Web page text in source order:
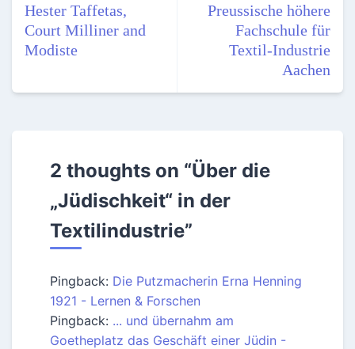
Hester Taffetas,
Court Milliner and
Modiste
Preussische höhere
Fachschule für
Textil-Industrie
Aachen
2 thoughts on “Über die
„Jüdischkeit“ in der
Textilindustrie”
Pingback: Die Putzmacherin Erna Henning
1921 - Lernen & Forschen
Pingback: ... und übernahm am
Goetheplatz das Geschäft einer Jüdin -